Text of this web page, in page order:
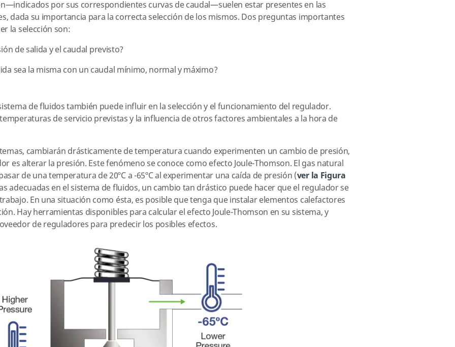
por sus correspondientes curvas de caudal—suelen estar presentes en las
dada su importancia para la correcta selección de los mismos. Dos preguntas importantes
la selección son:
de salida y el caudal previsto?
sea la misma con un caudal mínimo, normal y máximo?
de fluidos también puede influir en la selección y el funcionamiento del regulador.
de servicio previstas y la influencia de otros factores ambientales a la hora de
cambiarán drásticamente de temperatura cuando experimenten un cambio de presión,
es alterar la presión. Este fenómeno se conoce como efecto Joule-Thomson. El gas natural
de una temperatura de 20ºC a -65ºC al experimentar una caída de presión (ver la Figura
adecuadas en el sistema de fluidos, un cambio tan drástico puede hacer que el regulador se
En una situación como ésta, es posible que tenga que instalar elementos calefactores
Hay herramientas disponibles para calcular el efecto Joule-Thomson en su sistema, y
de reguladores para predecir los posibles efectos.